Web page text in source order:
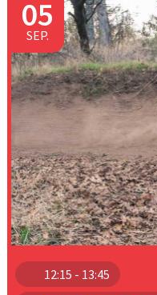
05
SEP.
12:15 - 13:45